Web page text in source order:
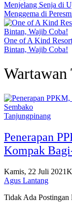
Menjelang Senja di
Menggema di
One of A Kind
Bintan, Wajib Coba!
Tanjungpinang
Penerapan
Kompak
Kamis, 22 Juli 2021
Agus Lantang
Tidak Ada Postingan